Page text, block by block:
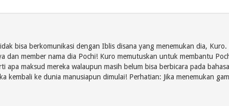
bisa berkomunikasi dengan Iblis disana yang menemukan dia,
dan member nama dia Pochi! Kuro memutuskan untuk membantu
apa maksud mereka walaupun masih belum bisa berbicara pada
kembali ke dunia manusiapun dimulai! Perhatian: Jika menemukan